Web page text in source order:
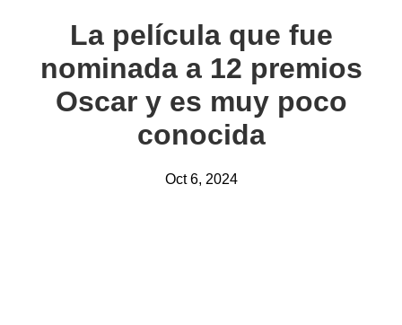
La película que fue
nominada a 12 premios
Oscar y es muy poco
conocida
Oct 6, 2024